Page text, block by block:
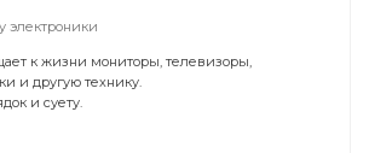
электроники
к жизни мониторы, телевизоры,
и другую технику.
и суету.